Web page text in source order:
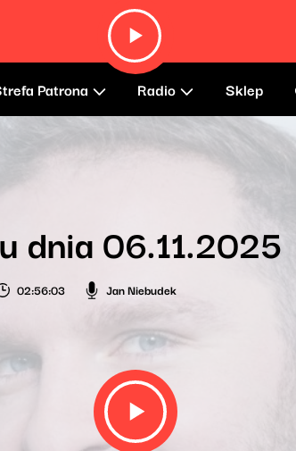
Patrona Radio Sklep
dnia 06.11.2025
02:56:03 Jan Niebudek